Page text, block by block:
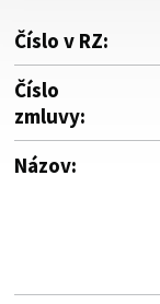
Číslo v RZ:
Číslo
zmluvy:
Názov: